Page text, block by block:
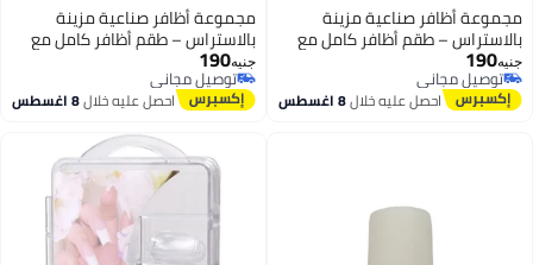
6
مجموعة أظافر صناعية مزينة
بالاستراس – طقم أظافر كامل مع
لاصق دابل فيس، مبرد، وعصا
خشبية، جاهزة للاستخدام
جنيه190
توصيل مجاني
توصيل مجانياحصل عليه خلال8 اغسطس 6
مجموعة أظافر صناعية مزينة
بالاستراس – طقم أظافر كامل مع
لاصق دابل فيس، مبرد، وعصا
خشبية، جاهزة للاستخدام
جنيه190
توصيل مجاني
توصيل مجانياحصل عليه خلال8 اغسطس